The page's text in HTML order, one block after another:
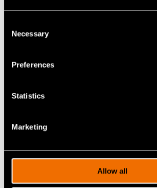
Selection
Necessary
Preferences
Statistics
Marketing
Allow all